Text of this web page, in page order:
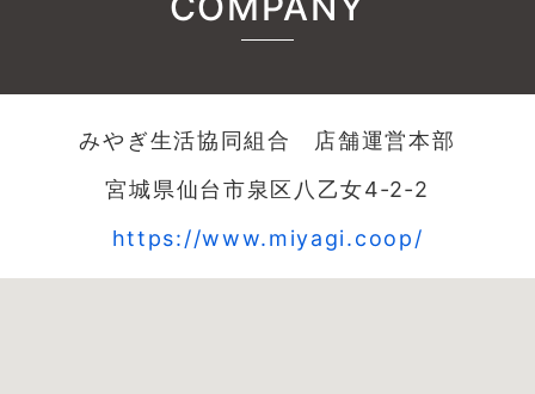
みやぎ生活協同組合 店舗運営本部
宮城県仙台市泉区八乙女4‐2‐2
https://www.miyagi.coop/